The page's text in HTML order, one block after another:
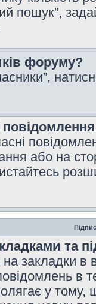
пошук”,
форуму?
або на
та
закладки
в
у